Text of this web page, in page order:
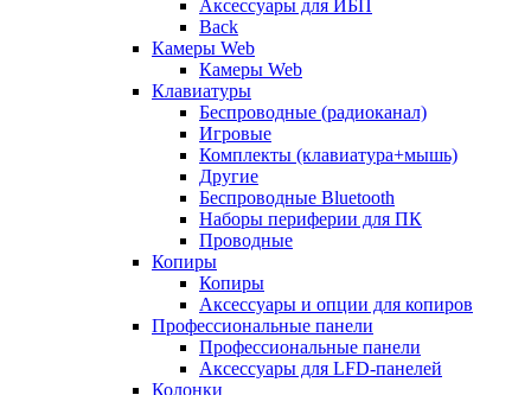
Аксессуары для ИБП
Back
Камеры Web
Камеры Web
Клавиатуры
Беспроводные (радиоканал)
Игровые
Комплекты (клавиатура+мышь)
Другие
Беспроводные Bluetooth
Наборы периферии для ПК
Проводные
Копиры
Копиры
Аксессуары и опции для копиров
Профессиональные панели
Профессиональные панели
Аксессуары для LFD-панелей
Колонки